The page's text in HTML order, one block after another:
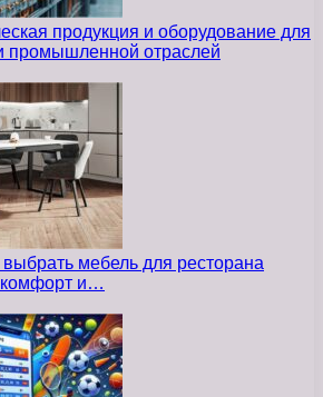
продукция и оборудование для
промышленной отраслей
мебель для ресторана
комфорт и…